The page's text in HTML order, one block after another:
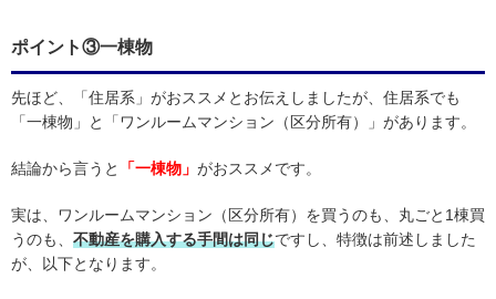
ポイント③一棟物
先ほど、「住居系」がおススメとお伝えしましたが、住居系でも
「一棟物」と「ワンルームマンション（区分所有）」があります。
結論から言うと 「一棟物」 がおススメです。
実は、ワンルームマンション（区分所有）を買うのも、丸ごと1棟買
うのも、 不動産を購入する手間は同じですし、特徴は前述しました
が、以下となります。